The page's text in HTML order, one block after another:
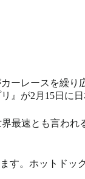
ーレースを繰
』が2月15日に日
最速とも言わ
す。ホットドッ